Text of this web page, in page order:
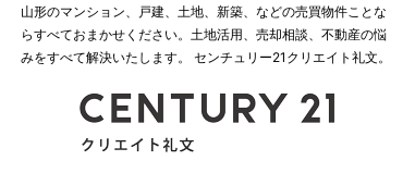
山形のマンション、戸建、土地、新築、などの売買物件ことな
らすべておまかせください。土地活用、売却相談、不動産の悩
みをすべて解決いたします。 センチュリー21クリエイト礼文。